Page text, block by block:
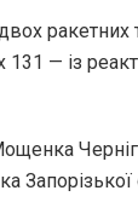
ракетних
131 — із